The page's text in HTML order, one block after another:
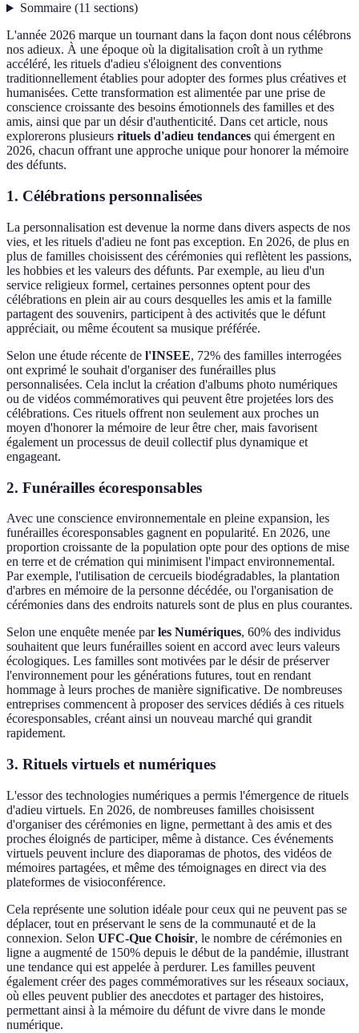
Sommaire(11 sections)
L'année 2026 marque un tournant dans la façon dont nous célébrons
nos adieux. À une époque où la digitalisation croît à un rythme
accéléré, les rituels d'adieu s'éloignent des conventions
traditionnellement établies pour adopter des formes plus créatives et
humanisées. Cette transformation est alimentée par une prise de
conscience croissante des besoins émotionnels des familles et des
amis, ainsi que par un désir d'authenticité. Dans cet article, nous
explorerons plusieurs rituels d'adieu tendances qui émergent en
2026, chacun offrant une approche unique pour honorer la mémoire
des défunts.
1. Célébrations personnalisées
La personnalisation est devenue la norme dans divers aspects de nos
vies, et les rituels d'adieu ne font pas exception. En 2026, de plus en
plus de familles choisissent des cérémonies qui reflètent les passions,
les hobbies et les valeurs des défunts. Par exemple, au lieu d'un
service religieux formel, certaines personnes optent pour des
célébrations en plein air au cours desquelles les amis et la famille
partagent des souvenirs, participent à des activités que le défunt
appréciait, ou même écoutent sa musique préférée.
Selon une étude récente de l'INSEE, 72% des familles interrogées
ont exprimé le souhait d'organiser des funérailles plus
personnalisées. Cela inclut la création d'albums photo numériques
ou de vidéos commémoratives qui peuvent être projetées lors des
célébrations. Ces rituels offrent non seulement aux proches un
moyen d'honorer la mémoire de leur être cher, mais favorisent
également un processus de deuil collectif plus dynamique et
engageant.
2. Funérailles écoresponsables
Avec une conscience environnementale en pleine expansion, les
funérailles écoresponsables gagnent en popularité. En 2026, une
proportion croissante de la population opte pour des options de mise
en terre et de crémation qui minimisent l'impact environnemental.
Par exemple, l'utilisation de cercueils biodégradables, la plantation
d'arbres en mémoire de la personne décédée, ou l'organisation de
cérémonies dans des endroits naturels sont de plus en plus courantes.
Selon une enquête menée parles Numériques, 60% des individus
souhaitent que leurs funérailles soient en accord avec leurs valeurs
écologiques. Les familles sont motivées par le désir de préserver
l'environnement pour les générations futures, tout en rendant
hommage à leurs proches de manière significative. De nombreuses
entreprises commencent à proposer des services dédiés à ces rituels
écoresponsables, créant ainsi un nouveau marché qui grandit
rapidement.
3. Rituels virtuels et numériques
L'essor des technologies numériques a permis l'émergence de rituels
d'adieu virtuels. En 2026, de nombreuses familles choisissent
d'organiser des cérémonies en ligne, permettant à des amis et des
proches éloignés de participer, même à distance. Ces événements
virtuels peuvent inclure des diaporamas de photos, des vidéos de
mémoires partagées, et même des témoignages en direct via des
plateformes de visioconférence.
Cela représente une solution idéale pour ceux qui ne peuvent pas se
déplacer, tout en préservant le sens de la communauté et de la
connexion. Selon UFC-Que Choisir, le nombre de cérémonies en
ligne a augmenté de 150% depuis le début de la pandémie, illustrant
une tendance qui est appelée à perdurer. Les familles peuvent
également créer des pages commémoratives sur les réseaux sociaux,
où elles peuvent publier des anecdotes et partager des histoires,
permettant ainsi à la mémoire du défunt de vivre dans le monde
numérique.